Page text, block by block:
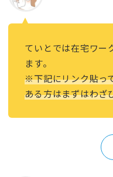
ていとでは在宅ワー
ます。
※下記にリンク貼っ
ある方はまずはわざ